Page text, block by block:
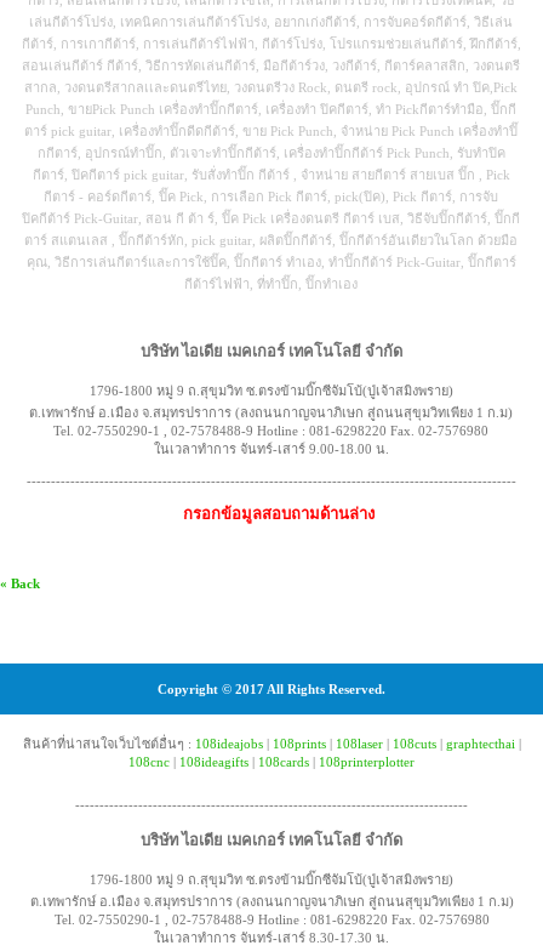
เล่นกีต้าร์โปร่ง, เทคนิคการเล่นกีต้าร์โปร่ง, อยากเก่งกีต้าร์, การจับคอร์ดกีต้าร์, วิธีเล่น
กีต้าร์, การเกากีต้าร์, การเล่นกีต้าร์ไฟฟ้า, กีต้าร์โปร่ง, โปรแกรมช่วยเล่นกีต้าร์, ฝึกกีต้าร์,
สอนเล่นกีต้าร์ กีต้าร์, วิธีการหัดเล่นกีต้าร์, มือกีต้าร์วง, วงกีต้าร์, กีตาร์คลาสสิก, วงดนตรี
สากล, วงดนตรีสากลเเละดนตรีไทย, วงดนตรีวง Rock, ดนตรี rock, อุปกรณ์ ทำ ปิค,Pick
Punch, ขายPick Punch เครื่องทำปิ๊กกีตาร์, เครื่องทํา ปิคกีตาร์, ทำ Pickกีตาร์ทำมือ, ปิ๊กกี
ตาร์ pick guitar, เครื่องทำปิ๊กดีดกีต้าร์, ขาย Pick Punch, จำหน่าย Pick Punch เครื่องทำปิ๊
กกีตาร์, อุปกรณ์ทำปิ๊ก, ตัวเจาะทำปิ๊กกีต้าร์, เครื่องทำปิ๊กกีต้าร์ Pick Punch, รับทำปิค
กีตาร์, ปิคกีตาร์ pick guitar, รับสั่งทำปิ๊ก กีต้าร์ , จำหน่าย สายกีตาร์ สายเบส ปิ๊ก , Pick
กีตาร์ - คอร์ดกีตาร์, ปิ๊ค Pick, การเลือก Pick กีตาร์, pick(ปิค), Pick กีตาร์, การจับ
ปิคกีต้าร์ Pick-Guitar, สอน กี ต้า ร์, ปิ๊ค Pick เครื่องดนตรี กีตาร์ เบส, วิธีจับปิ๊กกีต้าร์, ปิ๊กกี
ตาร์ สแตนเลส , ปิ๊กกีต้าร์หัก, pick guitar, ผลิตปิ๊กกีต้าร์, ปิ๊กกีต้าร์อันเดียวในโลก ด้วยมือ
คุณ, วิธีการเล่นกีตาร์และการใช้ปิ๊ค, ปิ๊กกีตาร์ ทําเอง, ทำปิ๊กกีต้าร์ Pick-Guitar, ปิ๊กกีตาร์
กีต้าร์ไฟฟ้า, ที่ทำปิ๊ก, ปิ๊กทำเอง
บริษัท ไอเดีย เมคเกอร์ เทคโนโลยี จำกัด
1796-1800 หมู่ 9 ถ.สุขุมวิท ซ.ตรงข้ามบิ๊กซีจัมโบ้(ปู่เจ้าสมิงพราย)
ต.เทพารักษ์ อ.เมือง จ.สมุทรปราการ (ลงถนนกาญจนาภิเษก สู่ถนนสุขุมวิทเพียง 1 ก.ม)
Tel. 02-7550290-1 , 02-7578488-9 Hotline : 081-6298220 Fax. 02-7576980
ในเวลาทำการ จันทร์-เสาร์ 9.00-18.00 น.
-----------------------------------------------------------------------------------------------------
กรอกข้อมูลสอบถามด้านล่าง
« Back
Copyright © 2017 All Rights Reserved.
สินค้าที่น่าสนใจเว็บไซต์อื่นๆ : 108ideajobs| 108prints| 108laser| 108cuts| graphtecthai
108cnc
108ideagifts 108cards 108printerplotter
---------------------------------------------------------------------------------
บริษัท ไอเดีย เมคเกอร์ เทคโนโลยี จำกัด
1796-1800 หมู่ 9 ถ.สุขุมวิท ซ.ตรงข้ามบิ๊กซีจัมโบ้(ปู่เจ้าสมิงพราย)
ต.เทพารักษ์ อ.เมือง จ.สมุทรปราการ (ลงถนนกาญจนาภิเษก สู่ถนนสุขุมวิทเพียง 1 ก.ม)
Tel. 02-7550290-1 , 02-7578488-9 Hotline : 081-6298220 Fax. 02-7576980
ในเวลาทำการ จันทร์-เสาร์ 8.30-17.30 น.